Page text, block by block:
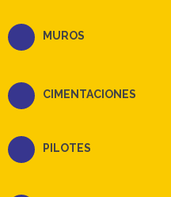
MUROS
CIMENTACIONES
PILOTES